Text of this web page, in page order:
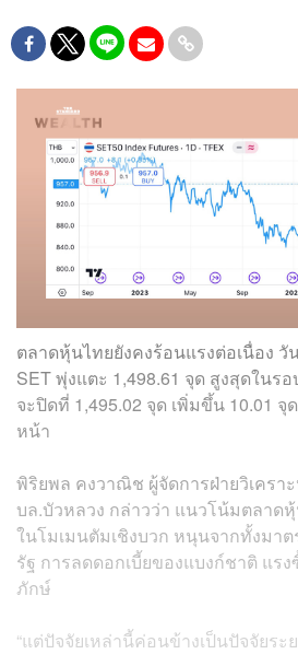
ตลาดหุ้นไทยยังคงร้อนแรงต่อเนื่อง
SET พุ่งแตะ 1,498.61 จุด สูงสุดในร
จะปิดที่ 1,495.02 จุด เพิ่มขึ้น 10.01
หน้า
พิริยพล คงวาณิช ผู้จัดการฝ่ายวิเครา
บล.บัวหลวง กล่าวว่า แนวโน้มตลาด
ในโมเมนตัมเชิงบวก หนุนจากทั้งมา
รัฐ การลดดอกเบี้ยของแบงก์ชาติ แร
ภักษ์
“แต่ปัจจัยเหล่านี้ค่อนข้างเป็นปัจจัยระ